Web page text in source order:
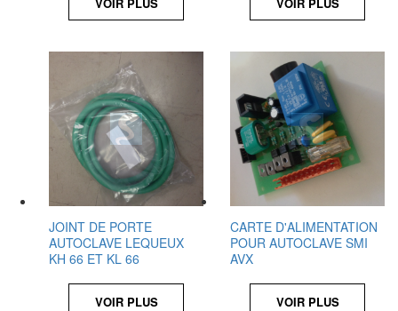
JOINT DE PORTE
AUTOCLAVE LEQUEUX
KH 66 ET KL 66
VOIR PLUS
CARTE D'ALIMENTATION
POUR AUTOCLAVE SMI
AVX
VOIR PLUS